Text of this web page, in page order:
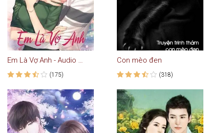
Em Là Vợ Anh - Audio Ngôn Tình
(175)
Con mèo đen
(318)